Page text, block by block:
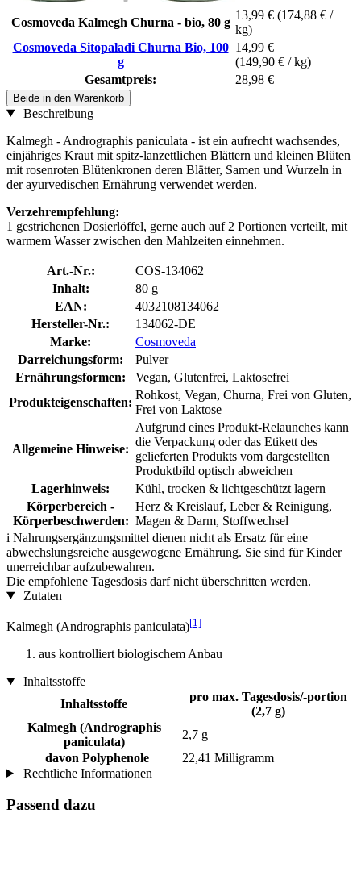
Cosmoveda Kalmegh Churna - bio, 80 g
13,99 € (174,88 € /
kg)
Cosmoveda Sitopaladi Churna Bio, 100
g
14,99 €
(149,90 € / kg)
Gesamtpreis:
28,98 €
Beide in den Warenkorb
Beschreibung
Kalmegh - Andrographis paniculata - ist ein aufrecht wachsendes,
einjähriges Kraut mit spitz-lanzettlichen Blättern und kleinen Blüten
mit rosenroten Blütenkronen deren Blätter, Samen und Wurzeln in
der ayurvedischen Ernährung verwendet werden.
Verzehrempfehlung:
1 gestrichenen Dosierlöffel, gerne auch auf 2 Portionen verteilt, mit
warmem Wasser zwischen den Mahlzeiten einnehmen.
Art.-Nr.:
COS-134062
Inhalt:
80 g
EAN:
4032108134062
Hersteller-Nr.:
134062-DE
Marke:
Cosmoveda
Darreichungsform:
Pulver
Ernährungsformen:
Vegan, Glutenfrei, Laktosefrei
Produkteigenschaften:
Rohkost, Vegan, Churna, Frei von Gluten,
Frei von Laktose
Allgemeine Hinweise:
Aufgrund eines Produkt-Relaunches kann
die Verpackung oder das Etikett des
gelieferten Produkts vom dargestellten
Produktbild optisch abweichen
Lagerhinweis:
Kühl, trocken & lichtgeschützt lagern
Körperbereich -
Körperbeschwerden:
Herz & Kreislauf, Leber & Reinigung,
Magen & Darm, Stoffwechsel
i Nahrungsergänzungsmittel dienen nicht als Ersatz für eine
abwechslungsreiche ausgewogene Ernährung. Sie sind für Kinder
unerreichbar aufzubewahren.
Die empfohlene Tagesdosis darf nicht überschritten werden.
Zutaten
Kalmegh (Andrographis paniculata)[1]
aus kontrolliert biologischem Anbau
Inhaltsstoffe
Inhaltsstoffe
pro max. Tagesdosis/-portion
(2,7 g)
Kalmegh (Andrographis
paniculata)
2,7 g
davon Polyphenole
22,41 Milligramm
Rechtliche Informationen
Passend dazu